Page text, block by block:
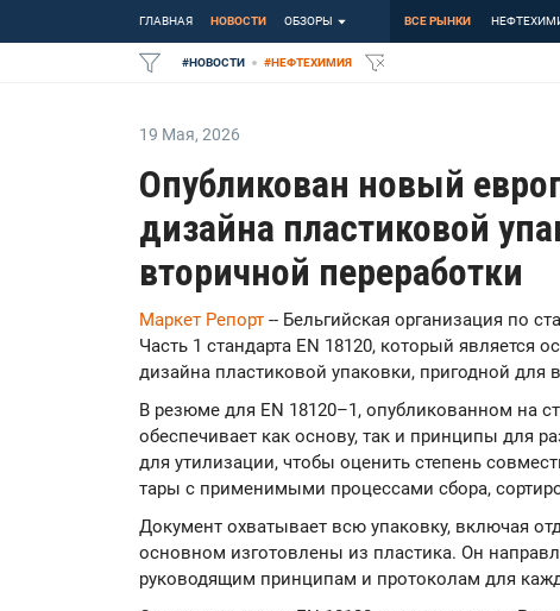
ГЛАВНАЯ НОВОСТИ ОБЗОРЫ ВСЕ РЫНКИ
#НОВОСТИ #НЕФТЕХИМИЯ
19 Мая, 2026
Опубликован новый
дизайна пластиковой
вторичной переработки
Маркет Репорт -- Бельгийская организация по
Часть 1 стандарта EN 18120, который является
дизайна пластиковой упаковки, пригодной для
В резюме для EN 18120–1, опубликованном на
обеспечивает как основу, так и принципы для
для утилизации, чтобы оценить степень
тары с применимыми процессами сбора,
Документ охватывает всю упаковку, включая
основном изготовлены из пластика. Он
руководящим принципам и протоколам для